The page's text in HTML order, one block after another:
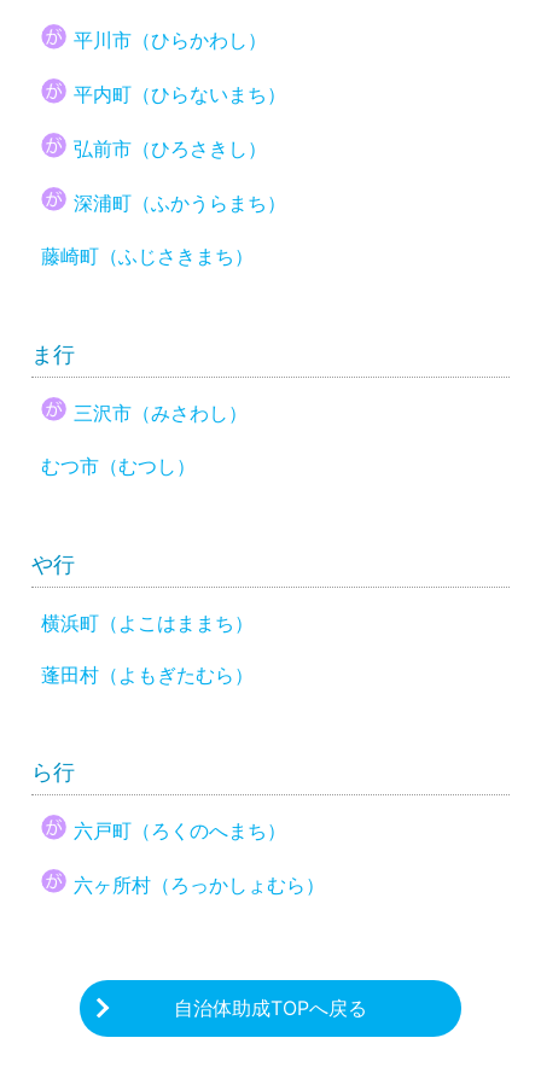
平川市（ひらかわし）
平内町（ひらないまち）
弘前市（ひろさきし）
深浦町（ふかうらまち）
藤崎町（ふじさきまち）
ま行
三沢市（みさわし）
むつ市（むつし）
や行
横浜町（よこはままち）
蓬田村（よもぎたむら）
ら行
六戸町（ろくのへまち）
六ヶ所村（ろっかしょむら）
自治体助成TOPへ戻る